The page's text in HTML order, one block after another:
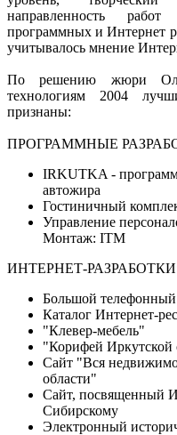
направленность
программных и Интернет
учитывалось мнение
По решению жюри
технологиям 2004
признаны:
ПРОГРАММНЫЕ
IRKUTKA -
автожира
Гостиничный
Управление
Монтаж: ITM
ИНТЕРНЕТ-
Большой телефонный
Каталог Интернет-
"Клевер-мебель"
"Корифей Иркутской
Сайт "Вся
области"
Сайт, посвященный
Сибирскому
Электронный